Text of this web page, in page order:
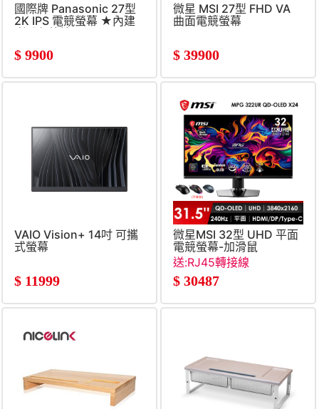
國際牌 Panasonic 27型
2K IPS 電競螢幕 ★內建
喇叭免外接★
$ 9900
微星 MSI 27型 FHD VA
曲面電競螢幕
$ 39900
VAIO Vision+ 14吋 可攜
式螢幕
$ 11999
微星MSI 32型 UHD 平面
電競螢幕-加滑鼠
OLED)
送:RJ45轉接線
$ 30487